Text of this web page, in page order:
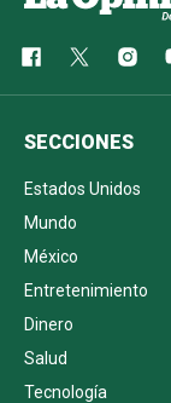
SECCIONES
Estados Unidos
Mundo
México
Entretenimiento
Dinero
Salud
Tecnología